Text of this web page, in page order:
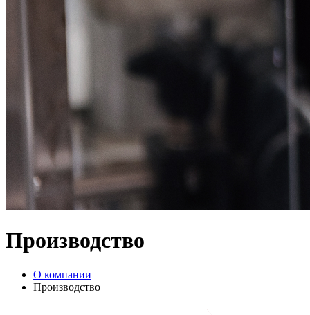
Производство
О компании
Производство